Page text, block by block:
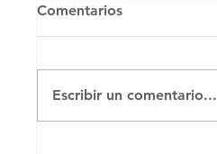
Comentarios
Escribir un comentario...